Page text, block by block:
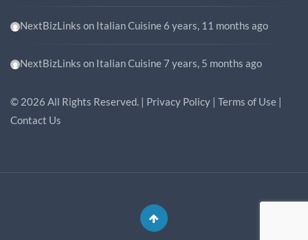
NextBizLinks on Italian Cuisine 6 years, 11 months ago
NextBizLinks on Italian Cuisine 7 years, 5 months ago
© 2026 All Rights Reserved. | Privacy Policy | Terms of Use |
Contact Us